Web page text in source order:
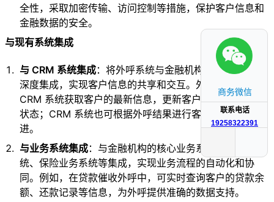
全性，采取加密传输、访问控制等措施，保护客户信息和
金融数据的安全。
与现有系统集成
与 CRM 系统集成：将外呼系统与金融机构的 CRM 系统
深度集成，实现客户信息的共享和交互。外呼系统可从
CRM 系统获取客户的最新信息，更新客户的沟通记录和
状态；CRM 系统也可根据外呼结果进行客户分类和跟
进。
与业务系统集成：与金融机构的核心业务系统，如贷款系
统、保险业务系统等集成，实现业务流程的自动化和协
同。例如，在贷款催收外呼中，可实时查询客户的贷款余
额、还款记录等信息，为外呼提供准确的数据支持。
商务微信
联系电话
19258322391